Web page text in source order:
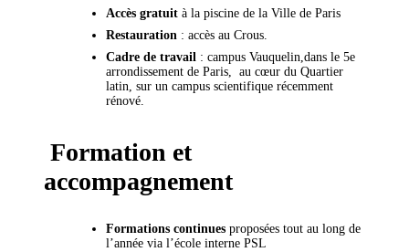
Accès gratuit à la piscine de la Ville de Paris
Restauration : accès au Crous.
Cadre de travail : campus Vauquelin,dans le 5e
arrondissement de Paris, au cœur du Quartier
latin, sur un campus scientifique récemment
rénové.
Formation et
accompagnement
Formations continues proposées tout au long de
l’année via l’école interne PSL